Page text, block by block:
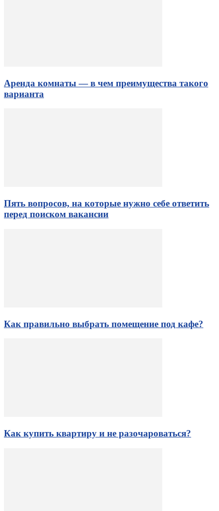
Аренда комнаты — в чем преимущества такого
варианта
Пять вопросов, на которые нужно себе ответить
перед поиском вакансии
Как правильно выбрать помещение под кафе?
Как купить квартиру и не разочароваться?